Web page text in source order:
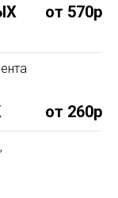
от 570р
от 260р